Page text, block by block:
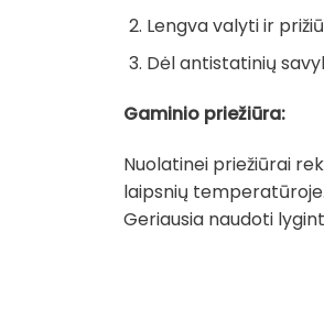
Lengva valyti ir
Dėl antistatinių
Gaminio priežiūra:
Nuolatinei priežiūrai
laipsnių
Geriausia naudoti